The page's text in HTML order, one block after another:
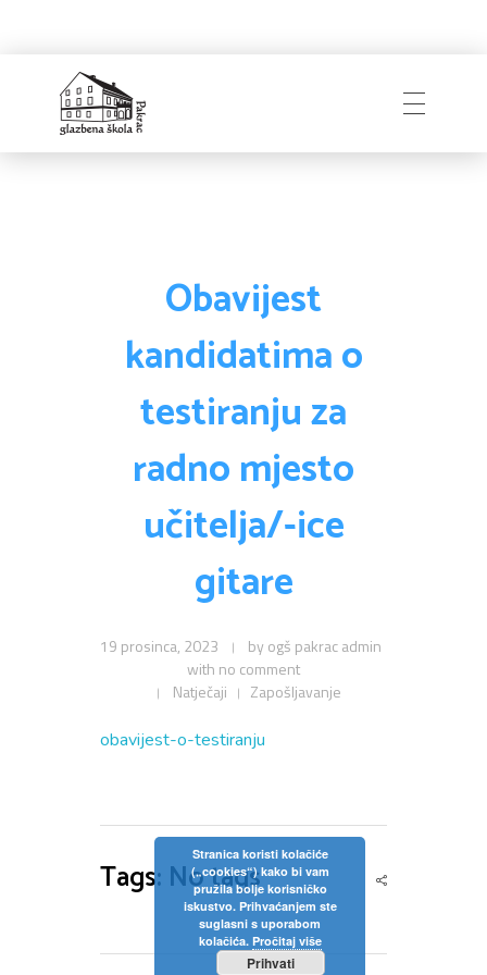
Obavijest
kandidatima o
testiranju za
radno mjesto
učitelja/-ice
gitare
19 prosinca, 2023 by ogš pakrac admin
with no comment
Natječaji
Zapošljavanje
obavijest-o-testiranju
Tags: No tags
Stranica koristi kolačiće
(„cookies“) kako bi vam
pružila bolje korisničko
iskustvo. Prihvaćanjem ste
suglasni s uporabom
kolačića. Pročitaj više
Prihvati